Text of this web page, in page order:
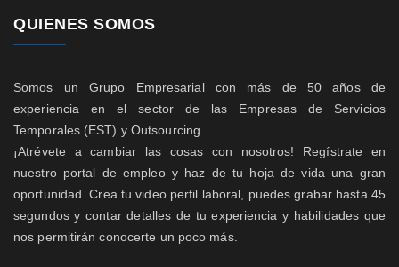
QUIENES SOMOS
Somos un Grupo Empresarial con más de 50 años de
experiencia en el sector de las Empresas de Servicios
Temporales (EST) y Outsourcing.
¡Atrévete a cambiar las cosas con nosotros! Regístrate en
nuestro portal de empleo y haz de tu hoja de vida una gran
oportunidad. Crea tu video perfil laboral, puedes grabar hasta 45
segundos y contar detalles de tu experiencia y habilidades que
nos permitirán conocerte un poco más.